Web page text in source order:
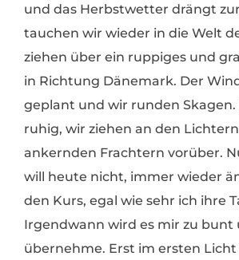
und das Herbstwetter drängt
tauchen wir wieder in die Welt
ziehen über ein ruppiges und
in Richtung Dänemark. Der
geplant und wir runden Skagen.
ruhig, wir ziehen an den
ankernden Frachtern vorüber.
will heute nicht, immer wieder
den Kurs, egal wie sehr ich ihre
Irgendwann wird es mir zu bunt
übernehme. Erst im ersten Licht